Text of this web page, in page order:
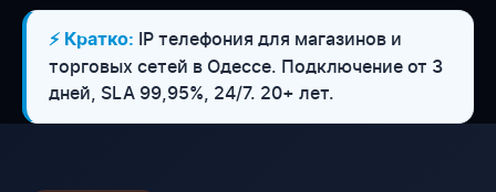
⚡ Кратко: IP телефония для магазинов и
торговых сетей в Одессе. Подключение от 3
дней, SLA 99,95%, 24/7. 20+ лет.
WESTELECOM
Онлайн-підтримка